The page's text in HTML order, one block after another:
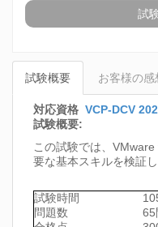
試
試験概要 お客様の感
対応資格 VCP-DCV
試験概要:
この試験では、
要な基本スキルを検証し
試験時間
問題数
65